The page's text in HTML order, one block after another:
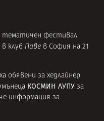
тематичен фестивал
клуб Паве в София на 21
обявени за хедлайнер
КОСМИН ЛУПУ за
информация за